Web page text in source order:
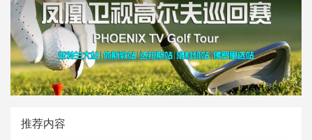
推荐内容